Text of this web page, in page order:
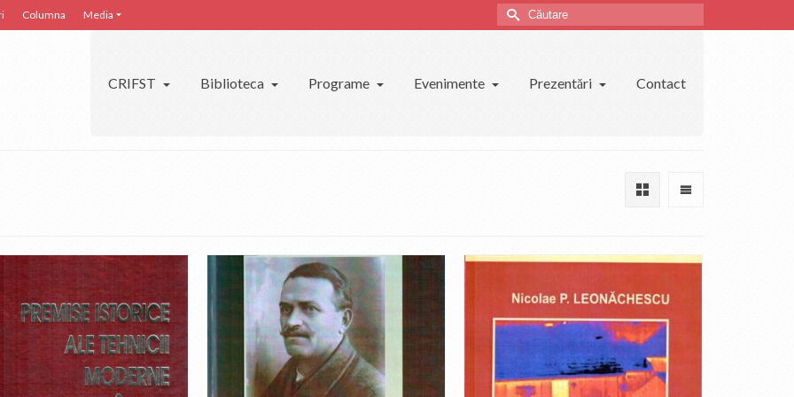
Columna Media Căutare
CRIFST Biblioteca Programe Evenimente Prezentări Contact